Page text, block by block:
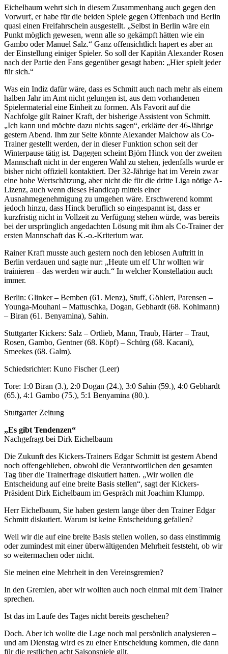
Eichelbaum wehrt sich in diesem Zusammenhang auch gegen den
Vorwurf, er habe für die beiden Spiele gegen Offenbach und Berlin
quasi einen Freifahrschein ausgestellt. „Selbst in Berlin wäre ein
Punkt möglich gewesen, wenn alle so gekämpft hätten wie ein
Gambo oder Manuel Salz.“ Ganz offensichtlich hapert es aber an
der Einstellung einiger Spieler. So soll der Kapitän Alexander Rosen
nach der Partie den Fans gegenüber gesagt haben: „Hier spielt jeder
für sich.“
Was ein Indiz dafür wäre, dass es Schmitt auch nach mehr als einem
halben Jahr im Amt nicht gelungen ist, aus dem vorhandenen
Spielermaterial eine Einheit zu formen. Als Favorit auf die
Nachfolge gilt Rainer Kraft, der bisherige Assistent von Schmitt.
„Ich kann und möchte dazu nichts sagen“, erklärte der 46-Jährige
gestern Abend. Ihm zur Seite könnte Alexander Malchow als Co-
Trainer gestellt werden, der in dieser Funktion schon seit der
Winterpause tätig ist. Dagegen scheint Björn Hinck von der zweiten
Mannschaft nicht in der engeren Wahl zu stehen, jedenfalls wurde er
bisher nicht offiziell kontaktiert. Der 32-Jährige hat im Verein zwar
eine hohe Wertschätzung, aber nicht die für die dritte Liga nötige A-
Lizenz, auch wenn dieses Handicap mittels einer
Ausnahmegenehmigung zu umgehen wäre. Erschwerend kommt
jedoch hinzu, dass Hinck beruflich so eingespannt ist, dass er
kurzfristig nicht in Vollzeit zu Verfügung stehen würde, was bereits
bei der ursprünglich angedachten Lösung mit ihm als Co-Trainer der
ersten Mannschaft das K.-o.-Kriterium war.
Rainer Kraft musste auch gestern noch den leblosen Auftritt in
Berlin verdauen und sagte nur: „Heute um elf Uhr wollten wir
trainieren – das werden wir auch.“ In welcher Konstellation auch
immer.
Berlin: Glinker – Bemben (61. Menz), Stuff, Göhlert, Parensen –
Younga-Mouhani – Mattuschka, Dogan, Gebhardt (68. Kohlmann)
– Biran (61. Benyamina), Sahin.
Stuttgarter Kickers: Salz – Ortlieb, Mann, Traub, Härter – Traut,
Rosen, Gambo, Gentner (68. Köpf) – Schürg (68. Kacani),
Smeekes (68. Galm).
Schiedsrichter: Kuno Fischer (Leer)
Tore: 1:0 Biran (3.), 2:0 Dogan (24.), 3:0 Sahin (59.), 4:0 Gebhardt
(65.), 4:1 Gambo (75.), 5:1 Benyamina (80.).
Stuttgarter Zeitung
„Es gibt Tendenzen“
Nachgefragt bei Dirk Eichelbaum
Die Zukunft des Kickers-Trainers Edgar Schmitt ist gestern Abend
noch offengeblieben, obwohl die Verantwortlichen den gesamten
Tag über die Trainerfrage diskutiert hatten. „Wir wollen die
Entscheidung auf eine breite Basis stellen“, sagt der Kickers-
Präsident Dirk Eichelbaum im Gespräch mit Joachim Klumpp.
Herr Eichelbaum, Sie haben gestern lange über den Trainer Edgar
Schmitt diskutiert. Warum ist keine Entscheidung gefallen?
Weil wir die auf eine breite Basis stellen wollen, so dass einstimmig
oder zumindest mit einer überwältigenden Mehrheit feststeht, ob wir
so weitermachen oder nicht.
Sie meinen eine Mehrheit in den Vereinsgremien?
In den Gremien, aber wir wollten auch noch einmal mit dem Trainer
sprechen.
Ist das im Laufe des Tages nicht bereits geschehen?
Doch. Aber ich wollte die Lage noch mal persönlich analysieren –
und am Dienstag wird es zu einer Entscheidung kommen, die dann
für die restlichen acht Saisonspiele gilt.